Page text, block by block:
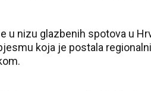
u nizu glazbenih spotova u
koja je postala